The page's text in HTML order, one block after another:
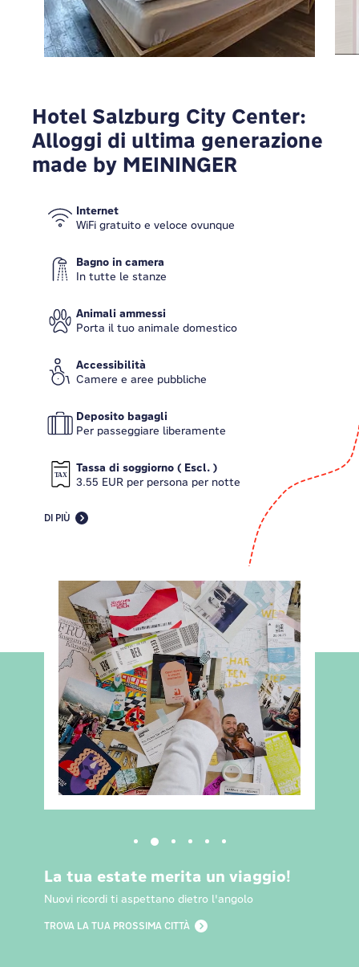
Hotel Salzburg City Center:
Alloggi di ultima generazione
made by MEININGER
Internet
WiFi gratuito e veloce ovunque
Bagno in camera
In tutte le stanze
Animali ammessi
Porta il tuo animale domestico
Accessibilità
Camere e aree pubbliche
Deposito bagagli
Per passeggiare liberamente
Tassa di soggiorno ( Escl. )
3.55 EUR per persona per notte
DI PIÙ
La tua estate merita un viaggio!
Nuovi ricordi ti aspettano dietro l'angolo
TROVA LA TUA PROSSIMA CITTÀ